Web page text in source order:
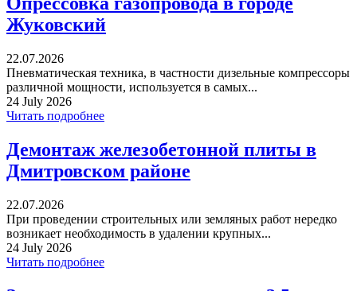
Жуковский
22.07.2026
Пневматическая техника, в частности дизельные компрессоры
различной мощности, используется в самых...
24 July 2026
Читать подробнее
Демонтаж железобетонной плиты в
Дмитровском районе
22.07.2026
При проведении строительных или земляных работ нередко
возникает необходимость в удалении крупных...
24 July 2026
Читать подробнее